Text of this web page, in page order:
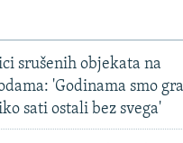
srušenih objekata na
'Godinama smo
sati ostali bez svega'